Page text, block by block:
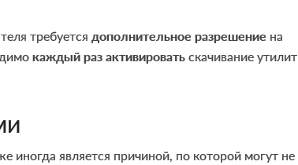
требуется дополнительное разрешение на
каждый раз активироватьскачивание
иногда является причиной, по которой могут не